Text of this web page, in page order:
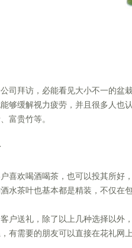
司拜访，必能看见大小不一的盆
够缓解视力疲劳，并且很多人也
富贵竹等。
喜欢喝酒喝茶，也可以投其所好
水茶叶也基本都是精装，不仅在
户送礼，除了以上几种选择以外
有需要的朋友可以直接在花礼网